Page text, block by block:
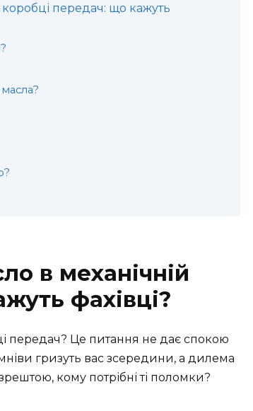
передач: що кажуть
в механічній
фахівці?
передач? Це питання не дає спокою
гризуть вас зсередини, а дилема
кому потрібні ті поломки?